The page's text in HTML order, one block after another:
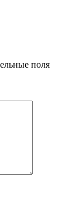
поля